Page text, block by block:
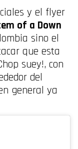
y el flyer
of a Down
sino el
que esta
suey!, con
del
general ya